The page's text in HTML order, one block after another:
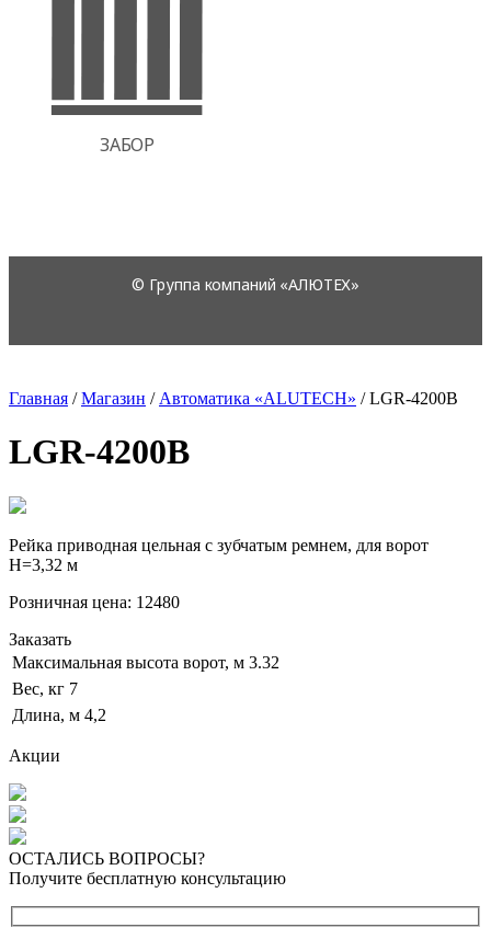
Главная /Магазин / Автоматика «ALUTECH» /LGR-4200B
LGR-4200B
Рейка приводная цельная с зубчатым ремнем, для ворот
Н=3,32 м
Розничная цена: 12480
Заказать
Максимальная высота ворот, м 3.32
Вес, кг 7
Длина, м 4,2
Акции
ОСТАЛИСЬ ВОПРОСЫ?
Получите бесплатную консультацию